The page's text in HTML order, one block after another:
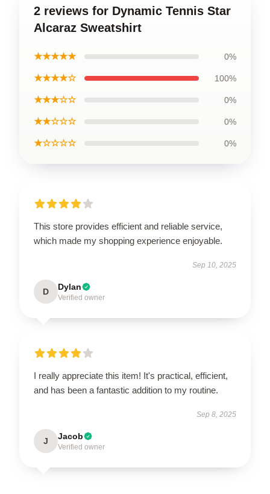
2 reviews for Dynamic Tennis Star
Alcaraz Sweatshirt
★★★★★ 0%
★★★★☆ 100%
★★★☆☆ 0%
★★☆☆☆ 0%
★☆☆☆☆ 0%
This store provides efficient and reliable service,
which made my shopping experience enjoyable.
Sep 10, 2025
D Dylan
Verified owner
I really appreciate this item! It's practical, efficient,
and has been a fantastic addition to my routine.
Sep 8, 2025
J Jacob
Verified owner